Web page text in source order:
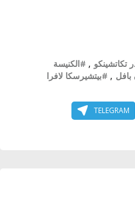
تكاتشينكو , #الكنيسة
, #بيتشيرسكا لافرا
TELEGRAM